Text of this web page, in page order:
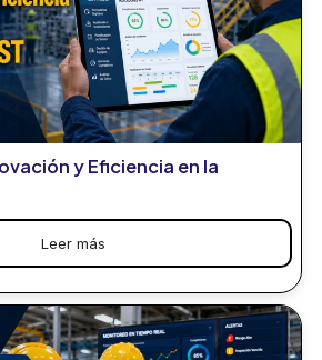
y Eficiencia en la
Leer más